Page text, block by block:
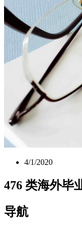
4/1/2020
476 类海外毕
导航